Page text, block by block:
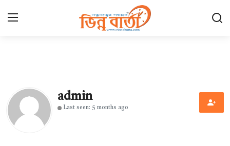
Contact
admin
Last seen: 5 months ago